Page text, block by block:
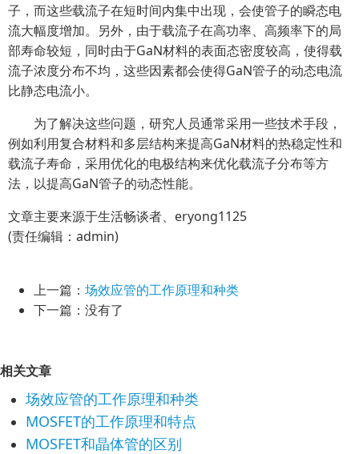
子，而这些载流子在短时间内集中出现，会使管子的瞬态电
流大幅度增加。另外，由于载流子在高功率、高频率下的局
部寿命较短，同时由于GaN材料的表面态密度较高，使得载
流子浓度分布不均，这些因素都会使得GaN管子的动态电流
比静态电流小。
为了解决这些问题，研究人员通常采用一些技术手段，
例如利用复合材料和多层结构来提高GaN材料的热稳定性和
载流子寿命，采用优化的电极结构来优化载流子分布等方
法，以提高GaN管子的动态性能。
文章主要来源于生活畅谈者、eryong1125
(责任编辑：admin)
上一篇： 场效应管的工作原理和种类
下一篇：没有了
相关文章
场效应管的工作原理和种类
MOSFET的工作原理和特点
MOSFET和晶体管的区别